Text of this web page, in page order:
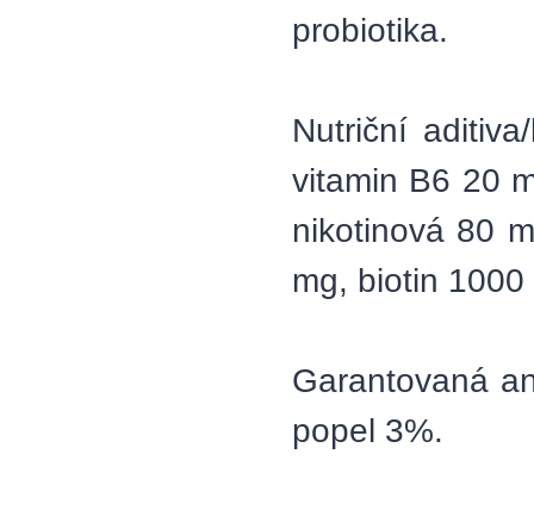
probiotika.
Nutriční
vitamin B6 20
nikotinová 80
mg, biotin 1000
Garantovaná
popel 3%.